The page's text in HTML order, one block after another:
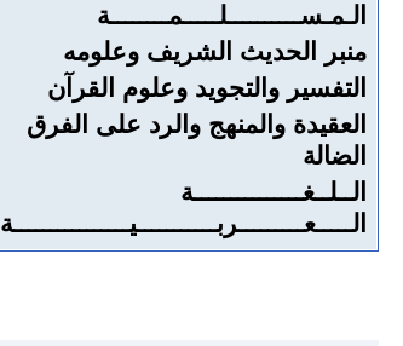
الـمـســــــــــلـــــمــــــــة
منبر الحديث الشريف وعلومه
التفسير والتجويد وعلوم القرآن
العقيدة والمنهج والرد على الفرق
الضالة
الــلــغـــــــــــــــة
الـــــعـــــــــربـــــــــــيــــــــــــــــة